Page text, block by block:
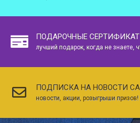
ПОДАРОЧНЫЕ
лучший подарок, когда не знаете,
ПОДПИСКА НА НОВОСТИ
новости, акции, розыгрыши призов!